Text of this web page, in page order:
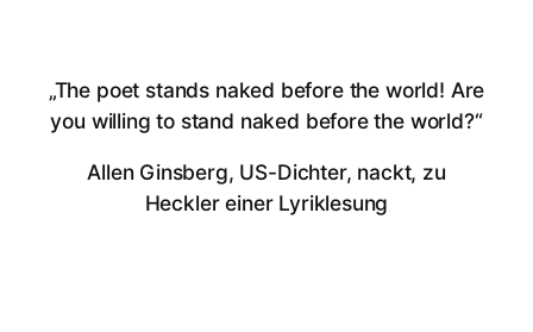
„The poet stands naked before the world! Are
you willing to stand naked before the world?“
Allen Ginsberg, US-Dichter, nackt, zu
Heckler einer Lyriklesung